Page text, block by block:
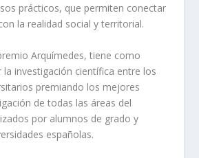
prácticos, que permiten conectar
la realidad social y territorial.
Arquímedes, tiene como
investigación científica entre los
premiando los mejores
de todas las áreas del
por alumnos de grado y
españolas.